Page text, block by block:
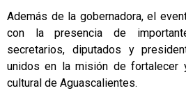
Además de la gobernadora, el
con la presencia de
secretarios, diputados y
unidos en la misión de fortalecer
cultural de Aguascalientes.